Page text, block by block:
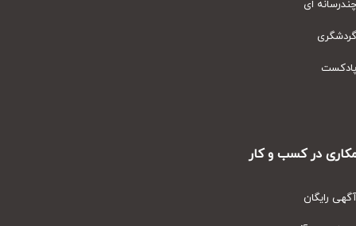
ای
در کسب و کار
رایگان